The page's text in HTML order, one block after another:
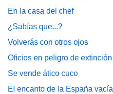
En la casa del chef
¿Sabías que...?
Volverás con otros ojos
Oficios en peligro de extinción
Se vende ático cuco
El encanto de la España vacía